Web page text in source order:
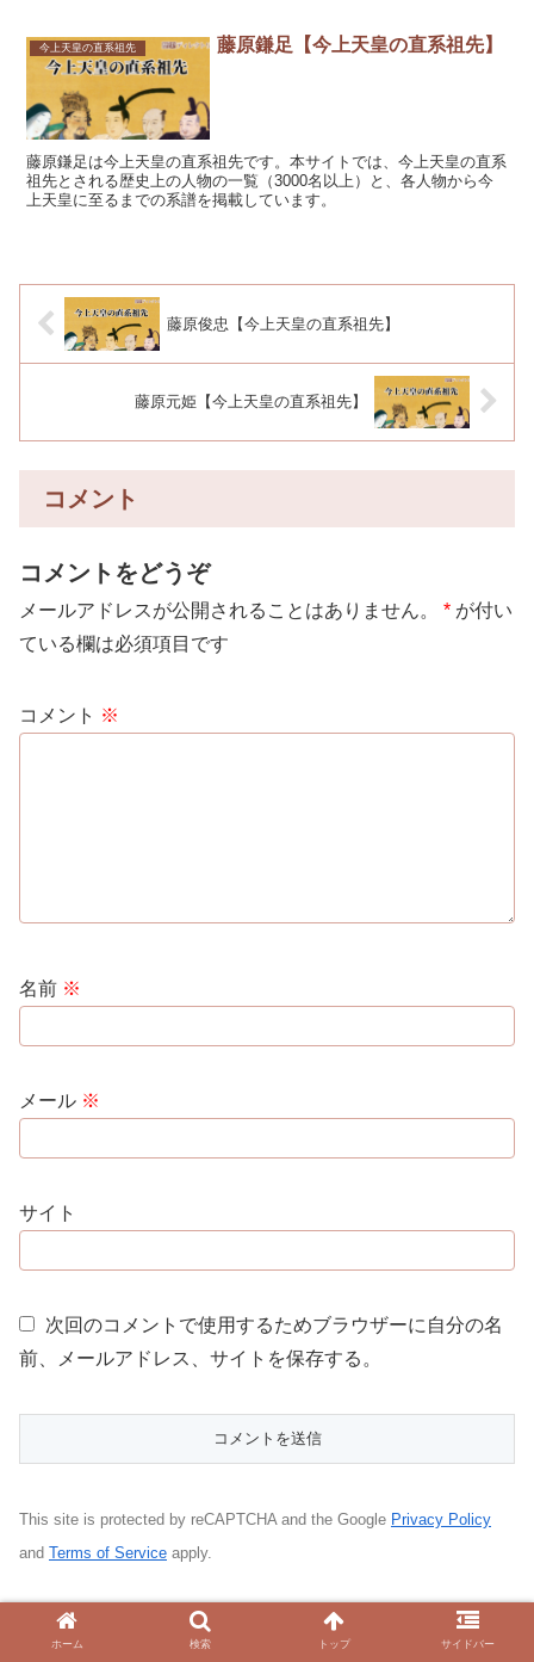
今上天皇の直系祖先 藤原鎌足【今上天皇の直系祖先】
藤原鎌足は今上天皇の直系祖先です。本サイトでは、今上天皇の直系
祖先とされる歴史上の人物の一覧（3000名以上）と、各人物から今
上天皇に至るまでの系譜を掲載しています。
藤原俊忠【今上天皇の直系祖先】
藤原元姫【今上天皇の直系祖先】
コメント
コメントをどうぞ
メールアドレスが公開されることはありません。 * が付い
ている欄は必須項目です
コメント ※
名前 ※
メール ※
サイト
次回のコメントで使用するためブラウザーに自分の名
前、メールアドレス、サイトを保存する。
This site is protected by reCAPTCHA and the Google Privacy Policy
and Terms of Service apply.
ホーム 今上天皇の直系祖先
ホーム 検索 トップ サイドバー